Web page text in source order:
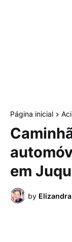
Página inicial
em
by